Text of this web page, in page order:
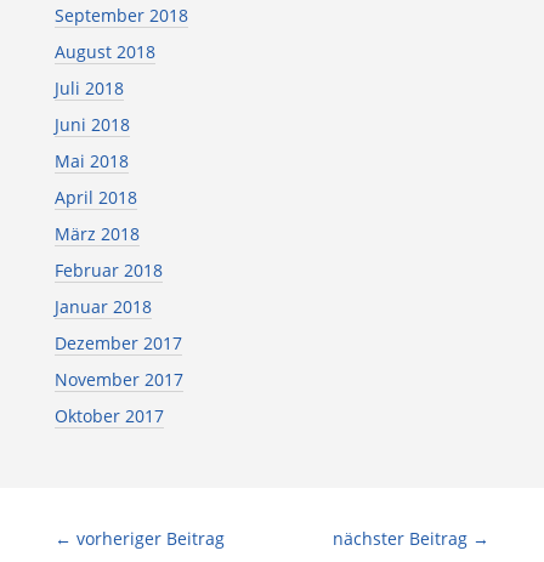
September 2018
August 2018
Juli 2018
Juni 2018
Mai 2018
April 2018
März 2018
Februar 2018
Januar 2018
Dezember 2017
November 2017
Oktober 2017
← vorheriger Beitrag nächster Beitrag →